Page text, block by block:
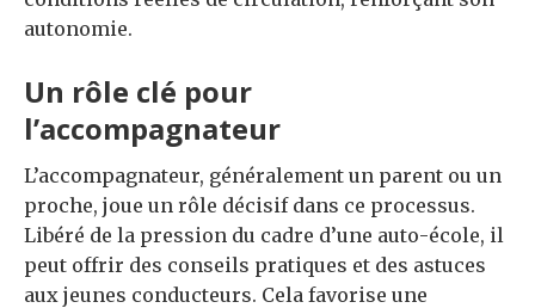
autonomie.
Un rôle clé pour
l’accompagnateur
L’accompagnateur, généralement un parent ou un
proche, joue un rôle décisif dans ce processus.
Libéré de la pression du cadre d’une auto-école, il
peut offrir des conseils pratiques et des astuces
aux jeunes conducteurs. Cela favorise une